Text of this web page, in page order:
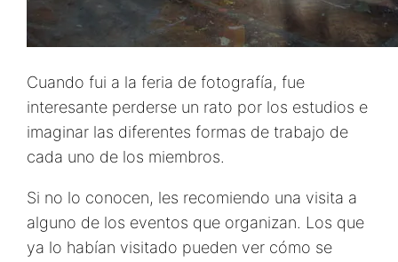
Cuando fui a la feria de fotografía, fue
interesante perderse un rato por los estudios e
imaginar las diferentes formas de trabajo de
cada uno de los miembros.
Si no lo conocen, les recomiendo una visita a
alguno de los eventos que organizan. Los que
ya lo habían visitado pueden ver cómo se